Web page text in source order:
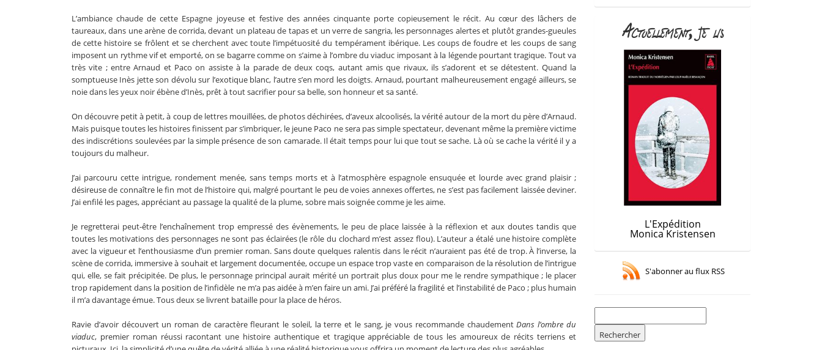
L’ambiance chaude de cette Espagne joyeuse et festive des années cinquante porte copieusement le récit. Au cœur des lâchers de
taureaux, dans une arène de corrida, devant un plateau de tapas et un verre de sangria, les personnages alertes et plutôt grandes-gueules
de cette histoire se frôlent et se cherchent avec toute l’impétuosité du tempérament ibérique. Les coups de foudre et les coups de sang
imposent un rythme vif et emporté, on se bagarre comme on s’aime à l’ombre du viaduc imposant à la légende pourtant tragique. Tout va
très vite ; entre Arnaud et Paco on assiste à la parade de deux coqs, autant amis que rivaux, ils s’adorent et se détestent. Quand la
somptueuse Inès jette son dévolu sur l’exotique blanc, l’autre s’en mord les doigts. Arnaud, pourtant malheureusement engagé ailleurs, se
noie dans les yeux noir ébène d’Inès, prêt à tout sacrifier pour sa belle, son honneur et sa santé.
On découvre petit à petit, à coup de lettres mouillées, de photos déchirées, d’aveux alcoolisés, la vérité autour de la mort du père d’Arnaud.
Mais puisque toutes les histoires finissent par s’imbriquer, le jeune Paco ne sera pas simple spectateur, devenant même la première victime
des indiscrétions soulevées par la simple présence de son camarade. Il était temps pour lui que tout se sache. Là où se cache la vérité il y a
toujours du malheur.
J’ai parcouru cette intrigue, rondement menée, sans temps morts et à l’atmosphère espagnole ensuquée et lourde avec grand plaisir ;
désireuse de connaître le fin mot de l’histoire qui, malgré pourtant le peu de voies annexes offertes, ne s’est pas facilement laissée deviner.
J’ai enfilé les pages, appréciant au passage la qualité de la plume, sobre mais soignée comme je les aime.
Je regretterai peut-être l’enchaînement trop empressé des évènements, le peu de place laissée à la réflexion et aux doutes tandis que
toutes les motivations des personnages ne sont pas éclairées (le rôle du clochard m’est assez flou). L’auteur a étalé une histoire complète
avec la vigueur et l’enthousiasme d’un premier roman. Sans doute quelques ralentis dans le récit n’auraient pas été de trop. À l’inverse, la
scène de corrida, immersive à souhait et largement documentée, occupe un espace trop vaste en comparaison de la résolution de l’intrigue
qui, elle, se fait précipitée. De plus, le personnage principal aurait mérité un portrait plus doux pour me le rendre sympathique ; le placer
trop rapidement dans la position de l’infidèle ne m’a pas aidée à m’en faire un ami. J’ai préféré la fragilité et l’instabilité de Paco ; plus humain
il m’a davantage émue. Tous deux se livrent bataille pour la place de héros.
Ravie d’avoir découvert un roman de caractère fleurant le soleil, la terre et le sang, je vous recommande chaudementDans l’ombre du
viaduc, premier roman réussi racontant une histoire authentique et tragique appréciable de tous les amoureux de récits terriens et
Actuellement, je lis
L'Expédition
Monica Kristensen
S'abonner au flux RSS
Rechercher :